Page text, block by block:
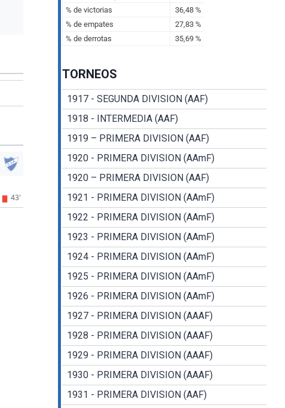
43'
TORNEOS
1917 - SEGUNDA DIVISION (AAF)
1918 - INTERMEDIA (AAF)
1919 – PRIMERA DIVISION (AAF)
1920 - PRIMERA DIVISION (AAmF)
1920 – PRIMERA DIVISION (AAF)
1921 - PRIMERA DIVISION (AAmF)
1922 - PRIMERA DIVISION (AAmF)
1923 - PRIMERA DIVISION (AAmF)
1924 - PRIMERA DIVISION (AAmF)
1925 - PRIMERA DIVISION (AAmF)
1926 - PRIMERA DIVISION (AAmF)
1927 - PRIMERA DIVISION (AAAF)
1928 - PRIMERA DIVISION (AAAF)
1929 - PRIMERA DIVISION (AAAF)
1930 - PRIMERA DIVISION (AAAF)
1931 - PRIMERA DIVISION (AAF)